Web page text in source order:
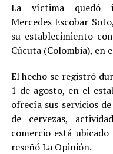
La víctima quedó
Mercedes Escobar
su establecimiento
Cúcuta (Colombia), en
El hecho se registró
1 de agosto, en el
ofrecía sus servicios
de cervezas,
comercio está
reseñó La Opinión.